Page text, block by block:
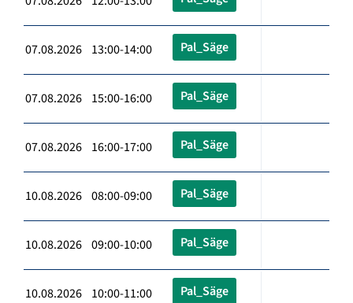
07.08.2026 13:00-14:00 Pal_Säge
07.08.2026 15:00-16:00 Pal_Säge
07.08.2026 16:00-17:00 Pal_Säge
10.08.2026 08:00-09:00 Pal_Säge
10.08.2026 09:00-10:00 Pal_Säge
10.08.2026 10:00-11:00 Pal_Säge